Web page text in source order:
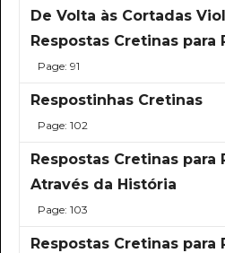
De Volta às Cortadas
Respostas Cretinas
Page: 91
Respostinhas Cretinas
Page: 102
Respostas Cretinas
Através da História
Page: 103
Respostas Cretinas